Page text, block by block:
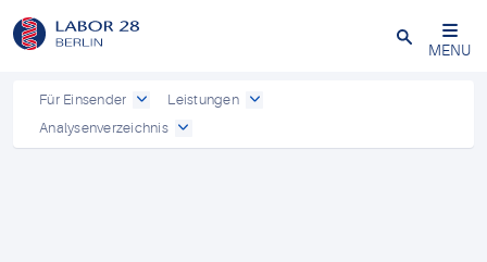
Schließen
MENU
Für Einsender
Leistungen
Analysenverzeichnis